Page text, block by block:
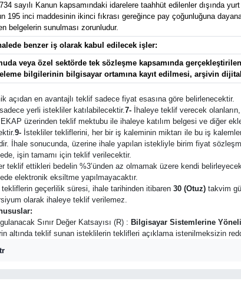
sayılı Kanun kapsamındaki idarelere taahhüt edilenler dışında
195 inci maddesinin ikinci fıkrası gereğince pay çoğunluğuna
belgelerin sunulması zorunludur.
benzer iş olarak kabul edilecek işler:
veya özel sektörde tek sözleşme kapsamında
bilgilerinin bilgisayar ortamına kayıt edilmesi, arşivin
açıdan en avantajlı teklif sadece fiyat esasına göre belirlenecektir.
yerli istekliler katılabilecektir.7-İhaleye teklif verecek olanların,
üzerinden teklif mektubu ile ihaleye katılım belgesi ve diğer
9-İstekliler tekliflerini, her bir iş kaleminin miktarı ile bu iş
İhale sonucunda, üzerine ihale yapılan istekliyle birim fiyat
işin tamamı için teklif verilecektir.
teklif ettikleri bedelin %3’ünden az olmamak üzere kendi
elektronik eksiltme yapılmayacaktır.
geçerlilik süresi, ihale tarihinden itibaren 30 (Otuz)takvim
olarak ihaleye teklif verilemez.
Sınır Değer Katsayısı (R) : Bilgisayar Sistemlerine
altında teklif sunan isteklilerin teklifleri açıklama istenilmeksizin